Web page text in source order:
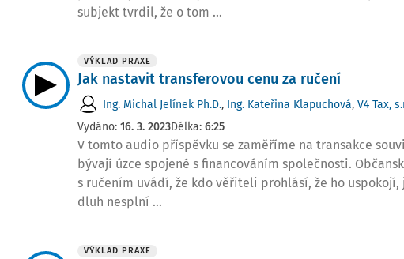
subjekt tvrdil, že o tom ...
VÝKLAD PRAXE
Jak nastavit transferovou cenu za ručení
Ing. Michal Jelínek Ph.D., Ing. Kateřina Klapuchová, V4 Tax,
Vydáno: 16. 3. 2023Délka: 6:25
V tomto audio příspěvku se zaměříme na transakce
bývají úzce spojené s financováním společnosti.
s ručením uvádí, že kdo věřiteli prohlásí, že ho uspokojí,
dluh nesplní ...
VÝKLAD PRAXE